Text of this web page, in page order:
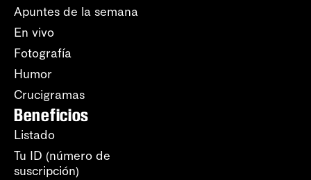
Apuntes de la semana
En vivo
Fotografía
Humor
Crucigramas
Beneficios
Listado
Tu ID (número de
suscripción)